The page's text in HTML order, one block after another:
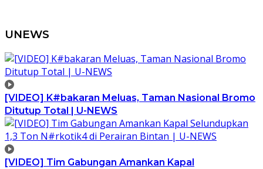
UNEWS
[VIDEO] K#bakaran Meluas, Taman Nasional Bromo
Ditutup Total | U-NEWS
[VIDEO] Tim Gabungan Amankan Kapal